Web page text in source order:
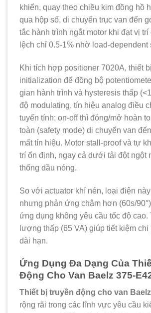
khiển, quay theo chiều kim đồng hồ
qua hộp số, di chuyển trục van đến
tắc hành trình ngắt motor khi đạt vị
lệch chỉ 0.5-1% nhờ load-dependent
Khi tích hợp positioner 7020A, thiết
initialization để đồng bộ
gian hành trình và hysteresis thấp
độ modulating, tín hiệu analog điều
tuyến tính; on-off thì đóng/mở hoàn
toàn (safety mode) di chuyển van
mất tín hiệu. Motor stall-proof và tự
trí ổn định, ngay cả dưới tải đột ngột
thống dầu nóng.
So với actuator khí nén, loại điện
nhưng phản ứng chậm hơn (60s/
ứng dụng không yêu cầu tốc độ cao.
lượng thấp (65 VA) giúp tiết kiệm chi
dài hạn.
Ứng Dụng Đa Dạng Của
Động Cho Van Baelz 375-
Thiết bị truyền động cho van Baelz
rộng rãi trong các lĩnh vực yêu cầu